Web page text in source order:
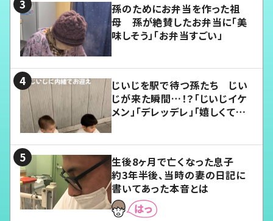
孫のためにお弁当を作った祖
母 孫が絶賛したお弁当に「美
味しそう」「お弁当すごい」
じいじを駅で待つ孫たち じい
じが来た瞬間…！？「じいじイケ
メン」「デレッデレ」「嬉しくて可
生後8ヶ月で亡くなった息子
約3年半後、当時の妻の日記に
書いてあった本音とは